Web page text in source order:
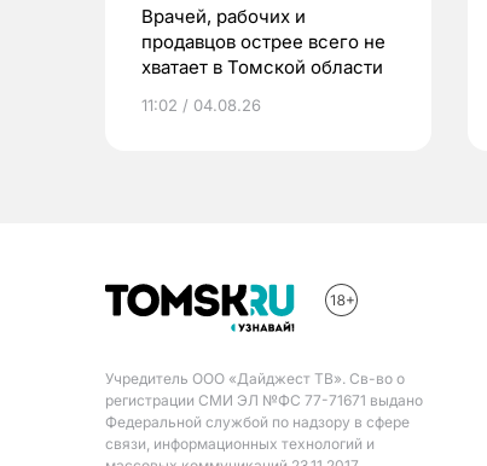
Врачей, рабочих и
продавцов острее всего не
хватает в Томской области
11:02 / 04.08.26
Учредитель ООО «Дайджест ТВ». Св-во о
регистрации СМИ ЭЛ №ФС 77-71671 выдано
Федеральной службой по надзору в сфере
связи, информационных технологий и